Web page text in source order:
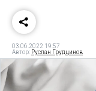
03.06.2022 19:57
Автор: Руслан Грудцинов